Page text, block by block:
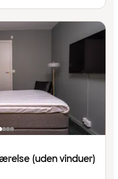
(uden vinduer)